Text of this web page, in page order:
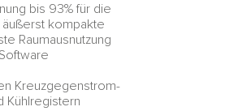
bis 93% für die
äußerst kompakte
Raumausnutzung
Kreuzgegenstrom-
Kühlregistern